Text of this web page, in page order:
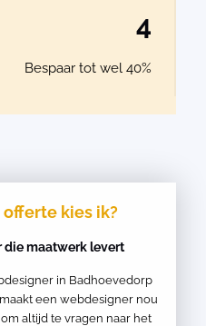
4
Bespaar tot wel 40%
kies ik?
die maatwerk levert
in Badhoevedorp
een webdesigner nou
altijd te vragen naar het